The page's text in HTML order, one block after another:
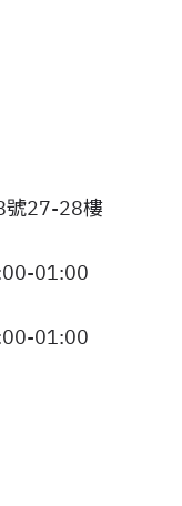
號27-28樓
01:00
01:00